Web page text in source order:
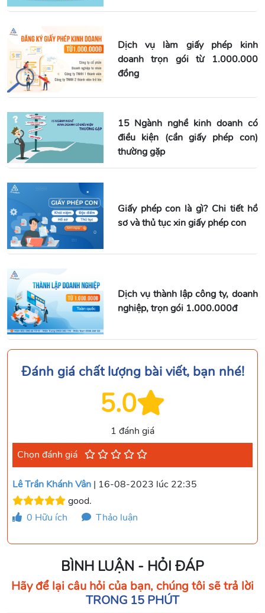
Dịch vụ làm giấy phép kinh
doanh trọn gói từ 1.000.000
đồng
15 Ngành nghề kinh doanh có
điều kiện (cần giấy phép con)
thường gặp
Giấy phép con là gì? Chi tiết hồ
sơ và thủ tục xin giấy phép con
Dịch vụ thành lập công ty, doanh
nghiệp, trọn gói 1.000.000đ
Đánh giá chất lượng bài viết, bạn nhé!
5.0
1 đánh giá
Chọn đánh giá
Lê Trần Khánh Vân | 16-08-2023 lúc 22:35
good.
0 Hữu ích Thảo luận
BÌNH LUẬN - HỎI ĐÁP
Hãy để lại câu hỏi của bạn, chúng tôi sẽ trả lời
TRONG 15 PHÚT